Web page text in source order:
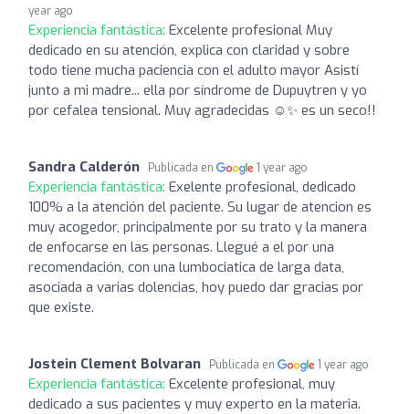
year ago
Experiencia fantástica: Excelente profesional Muy
dedicado en su atención, explica con claridad y sobre
todo tiene mucha paciencia con el adulto mayor Asistí
junto a mi madre... ella por síndrome de Dupuytren y yo
por cefalea tensional. Muy agradecidas ☺️✨️ es un seco!!
Sandra Calderón Publicada en 1 year ago
Experiencia fantástica: Exelente profesional, dedicado
100% a la atención del paciente. Su lugar de atencion es
muy acogedor, principalmente por su trato y la manera
de enfocarse en las personas. Llegué a el por una
recomendación, con una lumbociatica de larga data,
asociada a varias dolencias, hoy puedo dar gracias por
que existe.
Jostein Clement Bolvaran Publicada en 1 year ago
Experiencia fantástica: Excelente profesional, muy
dedicado a sus pacientes y muy experto en la materia.